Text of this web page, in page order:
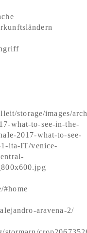
storage/images/
what-to-see-in-the-
2017-what-to-see-
ita-IT/venice-
#home
aravena-2/